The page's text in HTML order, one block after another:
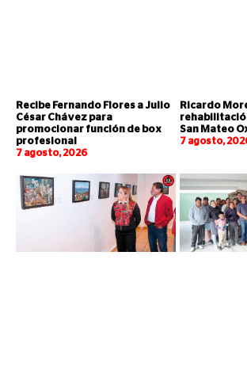
Recibe Fernando Flores a Julio
César Chávez para
promocionar función de box
profesional
7 agosto, 2026
Ricardo
San Mateo
7 agosto,